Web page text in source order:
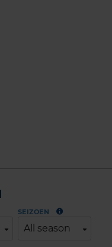
SEIZOEN
All season